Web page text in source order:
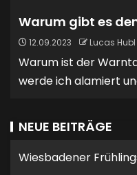
Warum gibt es
12.09.2023 Lucas Hubl
Warum ist der
werde ich alamiert
NEUE BEITRÄGE
Wiesbadener